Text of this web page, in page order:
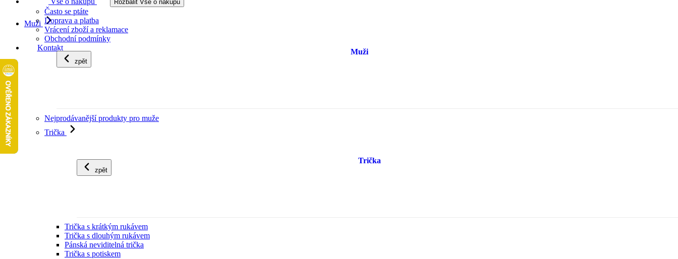
Rozbalit Vše o nákupu
Často se ptáte
Doprava a platba
Vrácení zboží a reklamace
Obchodní podmínky
Kontakt
Muži
zpět
Muži
Nejprodávanější produkty pro muže
Trička
zpět
Trička
Trička s krátkým rukávem
Trička s dlouhým rukávem
Pánská neviditelná trička
Trička s potiskem